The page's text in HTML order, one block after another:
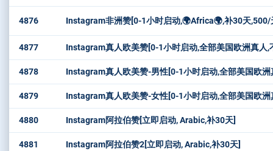
4876 Instagram非洲赞[0-1小时启动,🌍Africa🌍,补30天,500/
4877 Instagram真人欧美赞[0-1小时启动,全部美国欧洲真人,
4878 Instagram真人欧美赞-男性[0-1小时启动,全部美国欧洲
4879 Instagram真人欧美赞-女性[0-1小时启动,全部美国欧洲
4880 Instagram阿拉伯赞[立即启动, Arabic,补30天]
4881 Instagram阿拉伯赞2[立即启动, Arabic,补30天]